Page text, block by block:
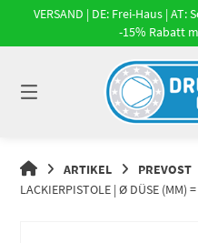
Springe
Inhalt
VERSAND | DE: Frei-Haus | AT:
-15% Rabatt
DRUCKLUFT-
ONLINE
ARTIKEL
PREVOST
LACKIERPISTOLE | Ø DÜSE (MM)